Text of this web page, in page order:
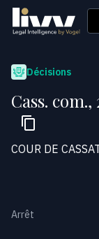
Décisions
Cass. com.,
COUR DE
Arrêt